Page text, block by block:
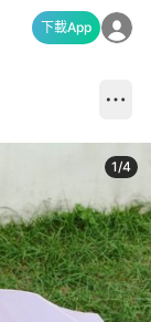
下載App
1/4